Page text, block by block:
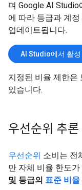
며 Google AI
에 따라 등급과 계
업데이트됩니다.
AI Studio에서 활성
지정된 비율 제한은
있습니다.
우선순위 추
우선순위 소비는 전
만 자체 비율 한도
및 등급의 표준 비율